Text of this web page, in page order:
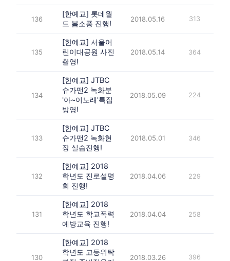
136
[한예교] 롯데월
드 봄소풍 진행!
2018.05.16 313
135
[한예교] 서울어
린이대공원 사진
촬영!
2018.05.14 364
134
[한예교] JTBC
슈가맨2 녹화분
'아~이노래'특집
방영!
2018.05.09 224
133
[한예교] JTBC
슈가맨2 녹화현
장 실습진행!
2018.05.01 346
132
[한예교] 2018
학년도 진로설명
회 진행!
2018.04.06 229
131
[한예교] 2018
학년도 학교폭력
예방교육 진행!
2018.04.04 258
130
[한예교] 2018
학년도 고등위탁
2018.03.26 396